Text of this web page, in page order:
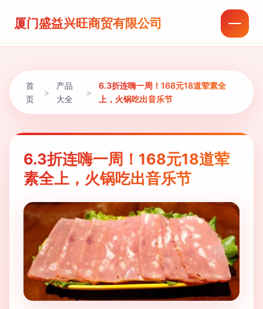
厦门盛益兴旺商贸有限公司
首
页
>
产品
大全
>
6.3折连嗨一周！168元18道荤素全
上，火锅吃出音乐节
6.3折连嗨一周！168元18道荤
素全上，火锅吃出音乐节